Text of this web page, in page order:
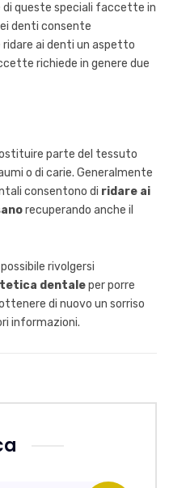
di queste speciali faccette in
denti consente
ridare ai denti un aspetto
richiede in genere due
parte del tessuto
o di carie. Generalmente
consentono di ridare ai
recuperando anche il
rivolgersi
dentaleper porre
di nuovo un sorriso
informazioni.